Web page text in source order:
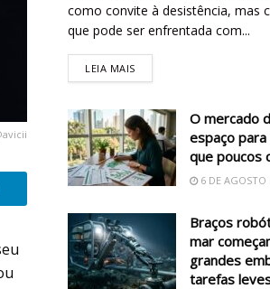
como convite à desistência, mas
que pode ser enfrentada com...
LEIA MAIS
O mercado
espaço
que poucos
6 DE AGOSTO
Braços
mar
grandes
tarefas